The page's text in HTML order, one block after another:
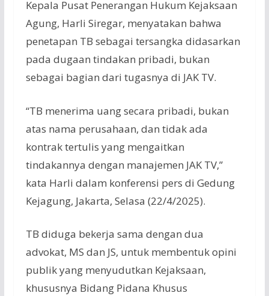
Kepala Pusat Penerangan Hukum Kejaksaan
Agung, Harli Siregar, menyatakan bahwa
penetapan TB sebagai tersangka didasarkan
pada dugaan tindakan pribadi, bukan
sebagai bagian dari tugasnya di JAK TV.
“TB menerima uang secara pribadi, bukan
atas nama perusahaan, dan tidak ada
kontrak tertulis yang mengaitkan
tindakannya dengan manajemen JAK TV,”
kata Harli dalam konferensi pers di Gedung
Kejagung, Jakarta, Selasa (22/4/2025).
TB diduga bekerja sama dengan dua
advokat, MS dan JS, untuk membentuk opini
publik yang menyudutkan Kejaksaan,
khususnya Bidang Pidana Khusus